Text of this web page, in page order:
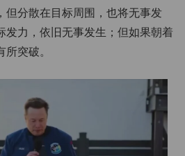
但分散在目标周围，也将无事发
发力，依旧无事发生；但如果朝着
突破。